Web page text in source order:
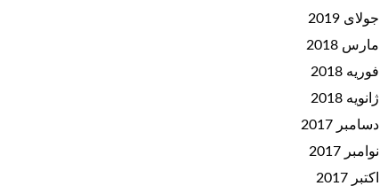
جولای 2019
مارس 2018
فوریه 2018
ژانویه 2018
دسامبر 2017
نوامبر 2017
اکتبر 2017